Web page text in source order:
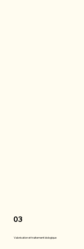
03
Valorisation et traitement biologique